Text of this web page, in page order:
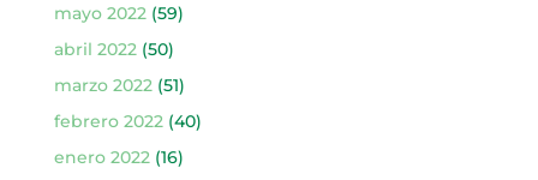
mayo 2022(59)
abril 2022(50)
marzo 2022(51)
febrero 2022(40)
enero 2022(16)